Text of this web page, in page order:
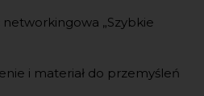
networkingowa „Szybkie
i materiał do przemyśleń